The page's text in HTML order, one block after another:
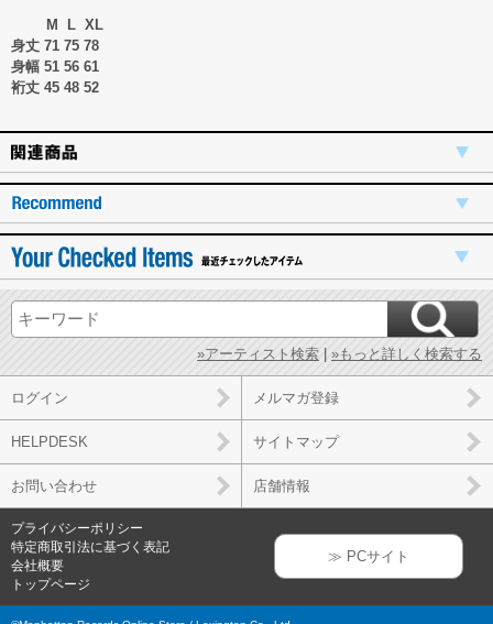
M L XL
身丈 71 75 78
身幅 51 56 61
裄丈 45 48 52
»アーティスト検索 »もっと詳しく検索する
ログイン メルマガ登録
HELPDESK サイトマップ
お問い合わせ 店舗情報
プライバシーポリシー
特定商取引法に基づく表記
会社概要
トップページ
≫ PCサイト